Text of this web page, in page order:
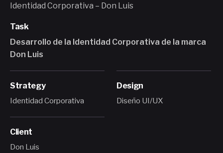
Identidad Corporativa – Don Luis
Task
Desarrollo de la Identidad Corporativa de la marca
Don Luis
Strategy
Identidad Corporativa
Design
Diseño UI/UX
Client
Don Luis